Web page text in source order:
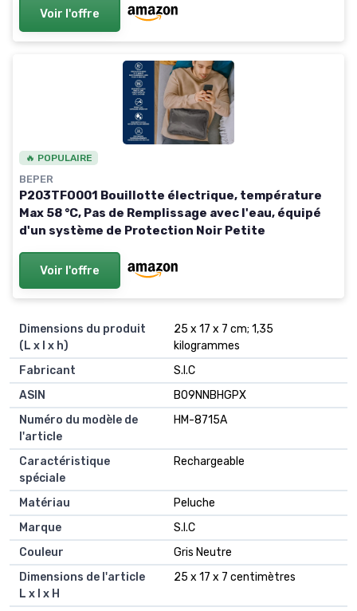
Voir l'offre
🔥 POPULAIRE
BEPER
P203TFO001 Bouillotte électrique, température
Max 58 °C, Pas de Remplissage avec l'eau, équipé
d'un système de Protection Noir Petite
Voir l'offre
Dimensions du produit
(L x l x h)
25 x 17 x 7 cm; 1,35
kilogrammes
Fabricant
S.I.C
ASIN
B09NNBHGPX
Numéro du modèle de
l'article
HM-8715A
Caractéristique
spéciale
Rechargeable
Matériau
Peluche
Marque
S.I.C
Couleur
Gris Neutre
Dimensions de l'article
L x l x H
25 x 17 x 7 centimètres